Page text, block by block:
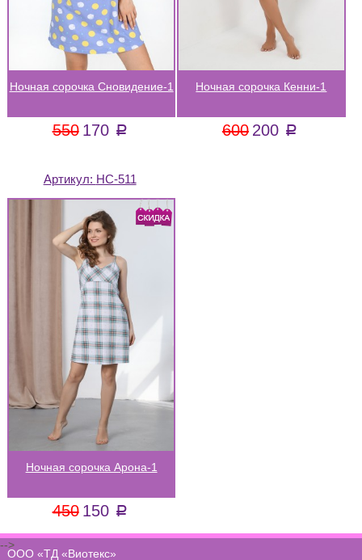
Ночная сорочка Сновидение-1
550 170 a
Ночная сорочка Кенни-1
600 200 a
Артикул: НС-511
Ночная сорочка Арона-1
450 150 a
ООО «ТД «Виотекс»
-->